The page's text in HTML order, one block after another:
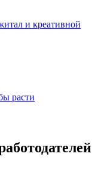
и креативной
расти